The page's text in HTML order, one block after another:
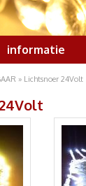
informatie
» Lichtsnoer 24Volt